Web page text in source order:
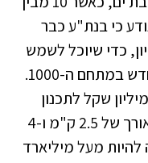
כי בנת"ע כבר
כדי שיוכל לשמש
גם את הבאים לאזור התעסוקה החדש במתחם ה-1000.
משרד התחבורה כבר הקציב 100 מיליון שקל לתכנון
ההארכה, שתכלול מסלול נוסף באורך של 2.5 ק"מ ו-4
להיות מעל מיליארד